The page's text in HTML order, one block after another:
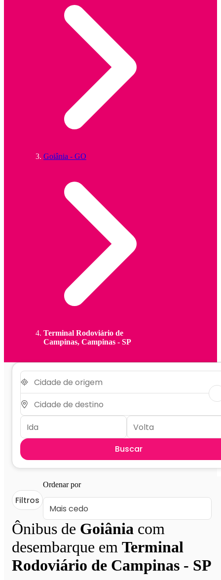
Goiânia - GO
Terminal Rodoviário de
Campinas, Campinas - SP
Buscar
Ônibus de Goiânia com
desembarque em Terminal
Rodoviário de Campinas - SP
Filtros
Ordenar por